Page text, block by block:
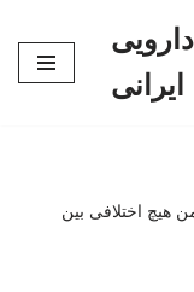
هیچ اختلافی بین